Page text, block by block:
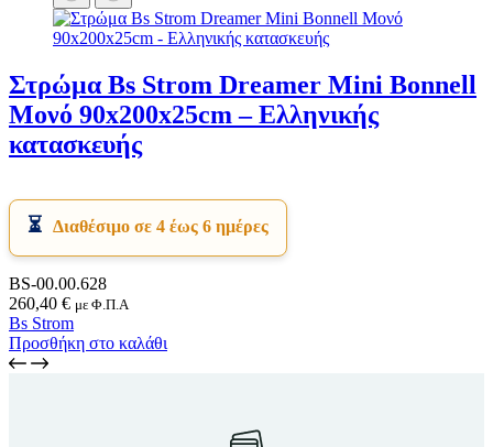
Στρώμα Bs Strom Dreamer Mini Bonnell
Μονό 90x200x25cm – Ελληνικής
κατασκευής
Διαθέσιμο σε 4 έως 6 ημέρες
BS-00.00.628
260,40 € με Φ.Π.Α
Bs Strom
Προσθήκη στο καλάθι